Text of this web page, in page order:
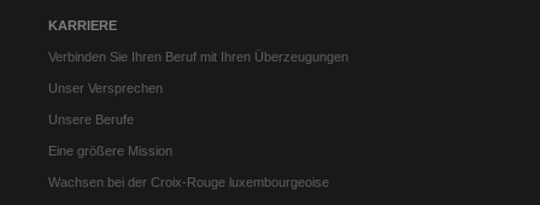
KARRIERE
Verbinden Sie Ihren Beruf mit Ihren Überzeugungen
Unser Versprechen
Unsere Berufe
Eine größere Mission
Wachsen bei der Croix-Rouge luxembourgeoise